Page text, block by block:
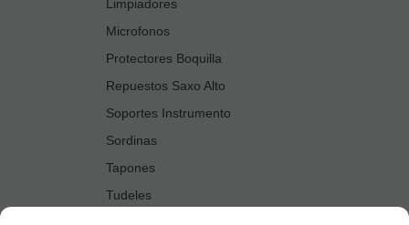
Limpiadores
Microfonos
Protectores Boquilla
Repuestos Saxo Alto
Soportes Instrumento
Sordinas
Tapones
Tudeles